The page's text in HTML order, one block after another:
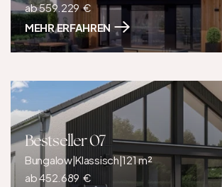
ab 559.229  €
MEHR ERFAHREN
Bestseller 07
Bungalow|Klassisch|121 m²
ab 452.689  €